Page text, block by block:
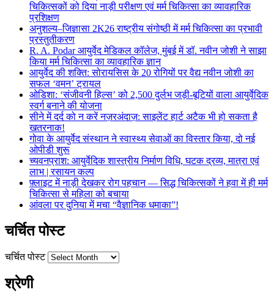
चिकित्सकों को दिया नाड़ी परीक्षण एवं मर्म चिकित्सा का व्यावहारिक
प्रशिक्षण
अनुशल्य–जिज्ञासा 2K26 राष्ट्रीय संगोष्ठी में मर्म चिकित्सा का प्रभावी
प्रस्तुतीकरण
R. A. Podar आयुर्वेद मेडिकल कॉलेज, मुंबई में डॉ. नवीन जोशी ने साझा
किया मर्म चिकित्सा का व्यावहारिक ज्ञान
आयुर्वेद की शक्ति: सोरायसिस के 20 रोगियों पर वैद्य नवीन जोशी का
सफल ‘वमन’ ट्रायल
ओडिशा: ‘संजीवनी हिल्स’ को 2,500 दुर्लभ जड़ी-बूटियों वाला आयुर्वेदिक
स्वर्ग बनाने की योजना
सीने में दर्द को न करें नज़रअंदाज़: साइलेंट हार्ट अटैक भी हो सकता है
खतरनाक!
गोवा के आयुर्वेद संस्थान ने स्वास्थ्य सेवाओं का विस्तार किया, दो नई
ओपीडी शुरू
च्यवनप्राश: आयुर्वेदिक शास्त्रीय निर्माण विधि, घटक द्रव्य, मात्रा एवं
लाभ | रसायन कल्प
फ़्लाइट में नाड़ी देखकर रोग पहचान — सिद्ध चिकित्सकों ने हवा में ही मर्म
चिकित्सा से महिला को बचाया
आंवला पर दुनिया में मचा “वैज्ञानिक धमाका”!
चर्चित पोस्ट
चर्चित पोस्ट
श्रेणी